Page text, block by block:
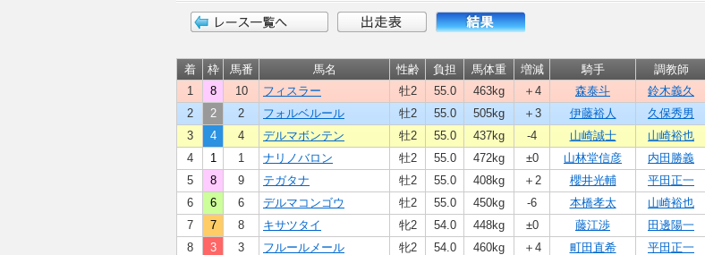
着 枠 馬番 馬名 性齢 負担 馬体重 増減 騎手 調教師
1
8 10 フィスラー 牡2 55.0 463kg ＋4 森泰斗 鈴木義久
2
2 2 フォルベルール 牡2 55.0 505kg ＋3 伊藤裕人 久保秀男
3
4 4 デルマボンテン 牡2 55.0 437kg -4 山崎誠士 山崎裕也
4
1 1 ナリノバロン 牡2 55.0 472kg ±0 山林堂信彦 内田勝義
5
8 9 テガタナ 牡2 55.0 408kg ＋2 櫻井光輔 平田正一
6
6 6 デルマコンゴウ 牡2 55.0 450kg -6 本橋孝太 山崎裕也
7
7 8 キサツタイ 牝2 54.0 448kg ±0 藤江渉 田邊陽一
8
3 3 フルールメール 牝2 54.0 460kg ＋4 町田直希 平田正一